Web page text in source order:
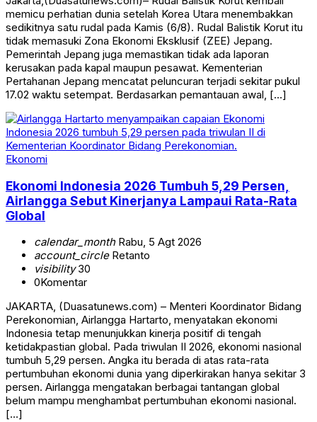
memicu perhatian dunia setelah Korea Utara menembakkan
sedikitnya satu rudal pada Kamis (6/8). Rudal Balistik Korut itu
tidak memasuki Zona Ekonomi Eksklusif (ZEE) Jepang.
Pemerintah Jepang juga memastikan tidak ada laporan
kerusakan pada kapal maupun pesawat. Kementerian
Pertahanan Jepang mencatat peluncuran terjadi sekitar pukul
17.02 waktu setempat. Berdasarkan pemantauan awal, […]
Ekonomi
Ekonomi Indonesia 2026 Tumbuh 5,29 Persen,
Airlangga Sebut Kinerjanya Lampaui Rata-Rata
Global
calendar_monthRabu, 5 Agt 2026
account_circleRetanto
visibility30
0Komentar
JAKARTA, (Duasatunews.com) – Menteri Koordinator Bidang
Perekonomian, Airlangga Hartarto, menyatakan ekonomi
Indonesia tetap menunjukkan kinerja positif di tengah
ketidakpastian global. Pada triwulan II 2026, ekonomi nasional
tumbuh 5,29 persen. Angka itu berada di atas rata-rata
pertumbuhan ekonomi dunia yang diperkirakan hanya sekitar 3
persen. Airlangga mengatakan berbagai tantangan global
belum mampu menghambat pertumbuhan ekonomi nasional.
[…]